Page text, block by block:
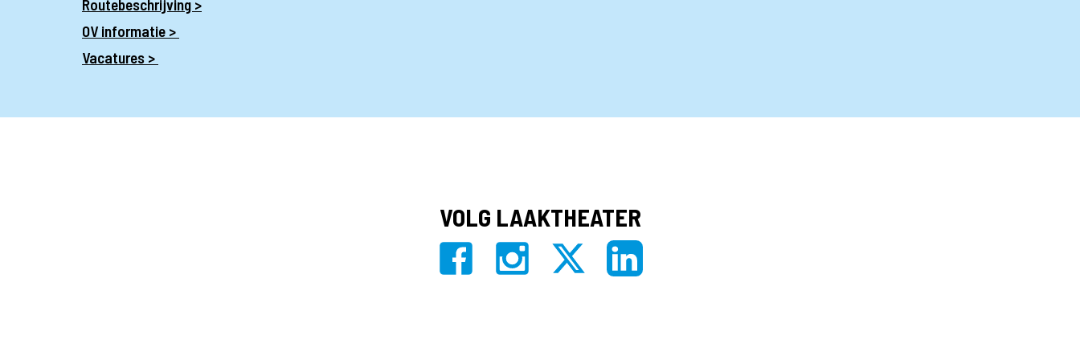
Routebeschrijving >
OV informatie >
Vacatures >
VOLG LAAKTHEATER